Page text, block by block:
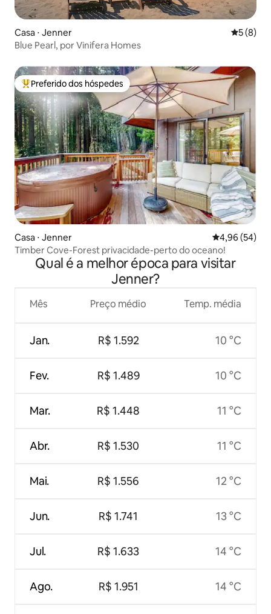
Casa ⋅ Jenner 5 de
5 (8)
Blue Pearl, por Vinifera Homes
Entre os melhores preferidos dos hóspedes
Preferido dos hóspedes
Casa ⋅ Jenner 4,96 de uma
4,96 (54)
Timber Cove-Forest privacidade-perto do oceano!
Qual é a melhor época para visitar
Jenner?
Mês
Jan.
Fev.
Mar.
Abr.
Mai.
Jun.
Jul.
Ago.
Preço médio
R$ 1.592
R$ 1.489
R$ 1.448
R$ 1.530
R$ 1.556
R$ 1.741
R$ 1.633
R$ 1.951
Temp. média
10 °C
10 °C
11 °C
11 °C
12 °C
13 °C
14 °C
14 °C